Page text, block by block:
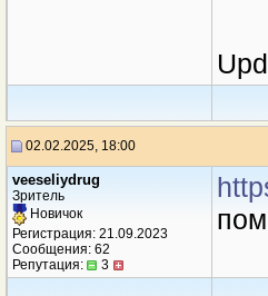
02.02.2025, 18:00
veeseliydrug
Зритель
Новичок
Регистрация: 21.09.2023
Сообщения: 62
Репутация:
3